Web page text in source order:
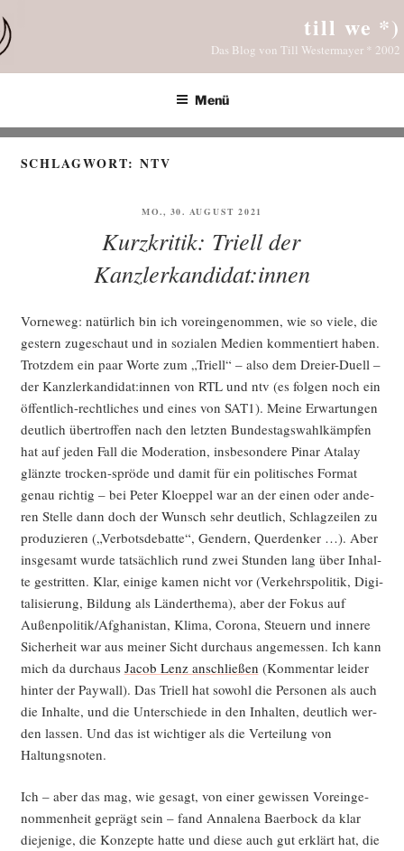
Inhalt
springen
till we *)
Das Blog von Till Westermayer * 2002
Menü
SCHLAGWORT:NTV
VERÖFFENTLICHT
MO., 30. AUGUST 2021
Kurzkritik: Triell der
Kanzlerkandidat:innen
Vor­ne­weg: natür­lich bin ich vor­ein­ge­nom­men, wie so vie­le, die
ges­tern zuge­schaut und in sozia­len Medi­en kom­men­tiert haben.
Trotz­dem ein paar Wor­te zum „Tri­ell“ – also dem Drei­er-Duell –
der Kanzlerkandidat:innen von RTL und ntv (es fol­gen noch ein
öffent­lich-recht­li­ches und eines von SAT1). Mei­ne Erwar­tun­gen
deut­lich über­trof­fen nach den letz­ten Bun­des­tags­wahl­kämp­fen
hat auf jeden Fall die Mode­ra­ti­on, ins­be­son­de­re Pinar Ata­lay
glänz­te tro­cken-sprö­de und damit für ein poli­ti­sches For­mat
genau rich­tig – bei Peter Kloep­pel war an der einen oder ande­
ren Stel­le dann doch der Wunsch sehr deut­lich, Schlag­zei­len zu
pro­du­zie­ren („Ver­bots­de­bat­te“, Gen­dern, Quer­den­ker …). Aber
ins­ge­samt wur­de tat­säch­lich rund zwei Stun­den lang über Inhal­
te gestrit­ten. Klar, eini­ge kamen nicht vor (Ver­kehrs­po­li­tik, Digi­
ta­li­sie­rung, Bil­dung als Län­der­the­ma), aber der Fokus auf
Außenpolitik/Afghanistan, Kli­ma, Coro­na, Steu­ern und inne­re
Sicher­heit war aus mei­ner Sicht durch­aus ange­mes­sen. Ich kann
mich da durch­aus Jacob Lenz anschlie­ßen (Kom­men­tar lei­der
hin­ter der Pay­wall). Das Tri­ell hat sowohl die Per­so­nen als auch
die Inhal­te, und die Unter­schie­de in den Inhal­ten, deut­lich wer­
den las­sen. Und das ist wich­ti­ger als die Ver­tei­lung von
Haltungsnoten.
Ich – aber das mag, wie gesagt, von einer gewis­sen Vor­ein­ge­
nom­men­heit geprägt sein – fand Anna­le­na Baer­bock da klar
die­je­ni­ge, die Kon­zep­te hat­te und die­se auch gut erklärt hat, die